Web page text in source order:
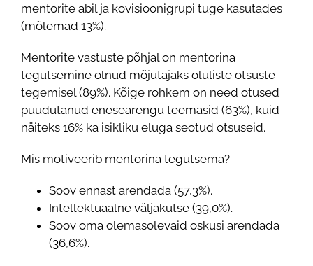
mentorite abil ja kovisioonigrupi tuge kasutades
(mõlemad 13%).
Mentorite vastuste põhjal on mentorina
tegutsemine olnud mõjutajaks oluliste otsuste
tegemisel (89%). Kõige rohkem on need otused
puudutanud enesearengu teemasid (63%), kuid
näiteks 16% ka isikliku eluga seotud otsuseid.
Mis motiveerib mentorina tegutsema?
Soov ennast arendada (57,3%).
Intellektuaalne väljakutse (39,0%).
Soov oma olemasolevaid oskusi arendada
(36,6%).